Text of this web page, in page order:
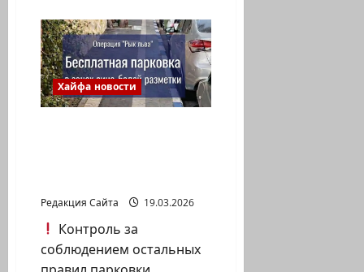
с
иранским
куратором
и
поездка
в
Хайфу
—
Хайфа новости
Редакция Сайта 19.03.2026
Контроль за
соблюдением остальных